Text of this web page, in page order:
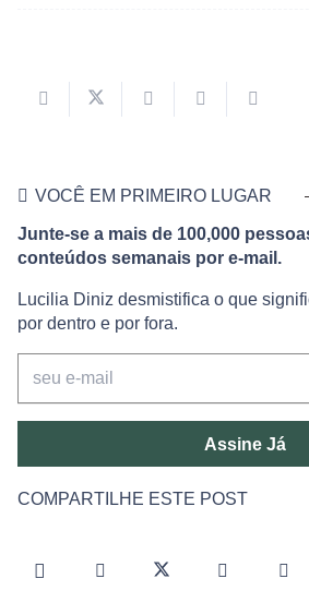
VOCÊ EM PRIMEIRO LUGAR
Junte-se a mais de 100,000
conteúdos semanais por e-mail.
Lucilia Diniz desmistifica o que
por dentro e por fora.
Assine Já
COMPARTILHE ESTE POST